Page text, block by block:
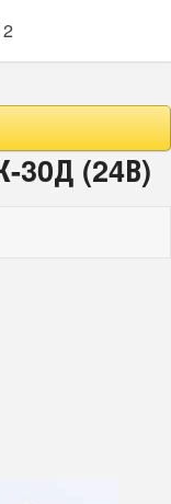
30Д (24В)